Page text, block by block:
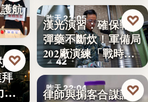
航
擴
》
♡
昨天 22:05
國防軍事
42
漢光演習：確保戰時
彈藥不斷炊！軍備局
202廠演練「戰時
產…
♡
昨天 22:04
律師與掮客合謀誆可
♡